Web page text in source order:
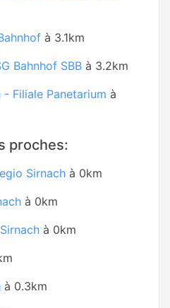
à 3.1km
Bahnhof SBB à 3.2km
Filiale Panetarium à
proches:
Sirnach à 0km
à 0km
à 0km
à 0.3km